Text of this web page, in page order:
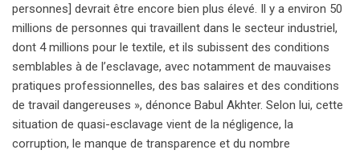
personnes] devrait être encore bien plus élevé. Il y a environ 50
millions de personnes qui travaillent dans le secteur industriel,
dont 4 millions pour le textile, et ils subissent des conditions
semblables à de l’esclavage, avec notamment de mauvaises
pratiques professionnelles, des bas salaires et des conditions
de travail dangereuses », dénonce Babul Akhter. Selon lui, cette
situation de quasi-esclavage vient de la négligence, la
corruption, le manque de transparence et du nombre